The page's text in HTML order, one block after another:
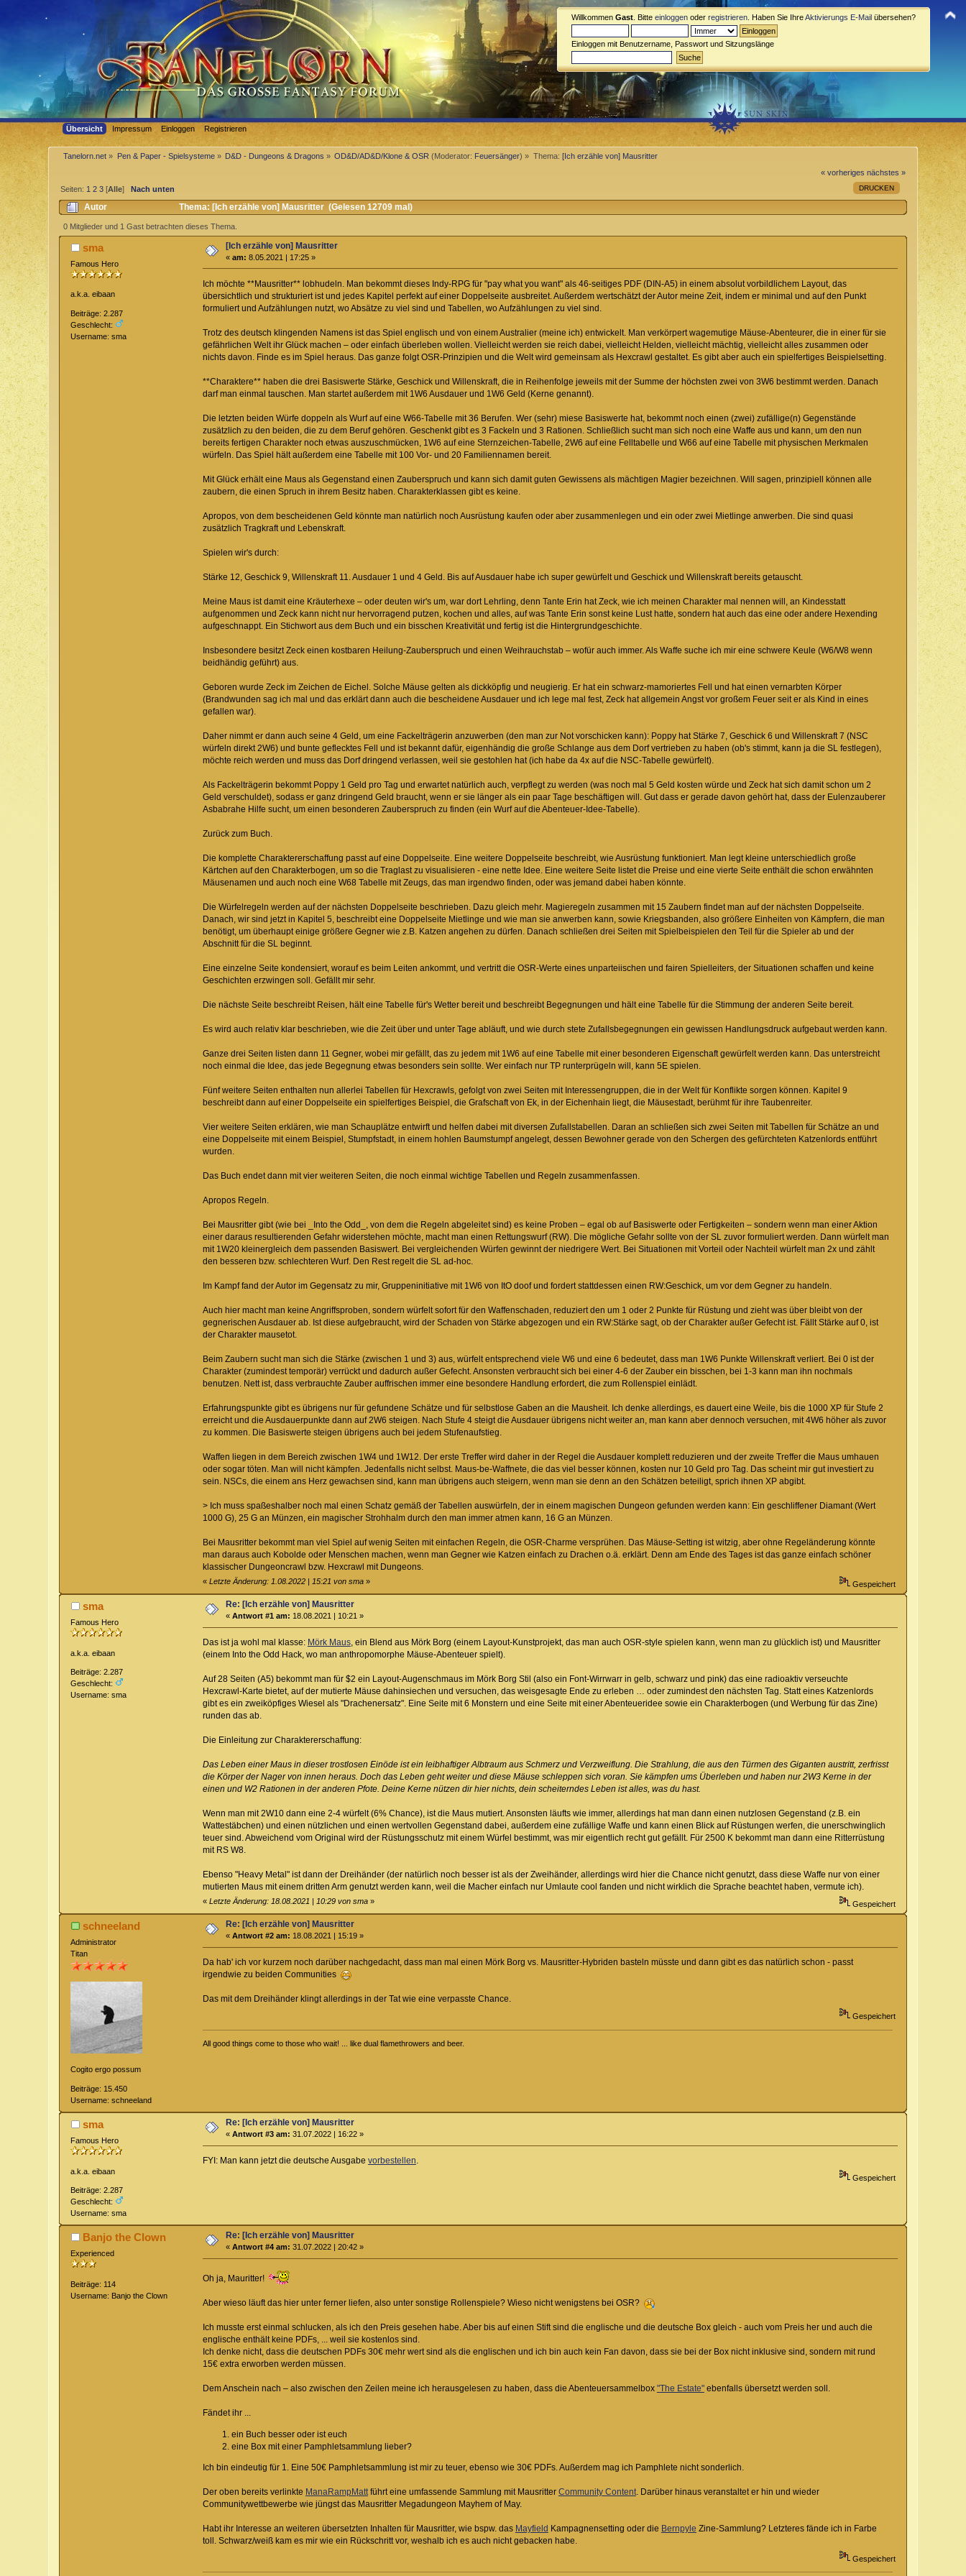
Willkommen Gast . Bitte einloggen oder registrieren . Haben Sie IhreAktivierungs E-Mail übersehen?
Einloggen mit Benutzername, Passwort und Sitzungslänge
Übersicht Impressum Einloggen Registrieren
Tanelorn.net » Pen & Paper - Spielsysteme» D&D - Dungeons & Dragons » OD&D/AD&D/Klone & OSR (Moderator: Feuersänger) » Thema: [Ich erzähle von] Mausritter
« vorheriges nächstes »
DRUCKEN
Seiten: 1 2 3 [Alle]Nach unten
Autor Thema: [Ich erzähle von] Mausritter (Gelesen 12709 mal)
0 Mitglieder und 1 Gast betrachten dieses Thema.
sma
Famous Hero
a.k.a. eibaan
Beiträge: 2.287
Geschlecht:
Username: sma
[Ich erzähle von] Mausritter
«am: 8.05.2021 | 17:25 »
Ich möchte **Mausritter** lobhudeln. Man bekommt dieses Indy-RPG für "pay what you want" als 46-seitiges PDF (DIN-A5) in einem absolut vorbildlichem Layout, das
übersichtlich und strukturiert ist und jedes Kapitel perfekt auf einer Doppelseite ausbreitet. Außerdem wertschätzt der Autor meine Zeit, indem er minimal und auf den Punkt
formuliert und Aufzählungen nutzt, wo Absätze zu viel sind und Tabellen, wo Aufzählungen zu viel sind.
Trotz des deutsch klingenden Namens ist das Spiel englisch und von einem Australier (meine ich) entwickelt. Man verkörpert wagemutige Mäuse-Abenteurer, die in einer für sie
gefährlichen Welt ihr Glück machen – oder einfach überleben wollen. Vielleicht werden sie reich dabei, vielleicht Helden, vielleicht mächtig, vielleicht alles zusammen oder
nichts davon. Finde es im Spiel heraus. Das ganze folgt OSR-Prinzipien und die Welt wird gemeinsam als Hexcrawl gestaltet. Es gibt aber auch ein spielfertiges Beispielsetting.
**Charaktere** haben die drei Basiswerte Stärke, Geschick und Willenskraft, die in Reihenfolge jeweils mit der Summe der höchsten zwei von 3W6 bestimmt werden. Danach
darf man einmal tauschen. Man startet außerdem mit 1W6 Ausdauer und 1W6 Geld (Kerne genannt).
Die letzten beiden Würfe doppeln als Wurf auf eine W66-Tabelle mit 36 Berufen. Wer (sehr) miese Basiswerte hat, bekommt noch einen (zwei) zufällige(n) Gegenstände
zusätzlich zu den beiden, die zu dem Beruf gehören. Geschenkt gibt es 3 Fackeln und 3 Rationen. Schließlich sucht man sich noch eine Waffe aus und kann, um den nun
bereits fertigen Charakter noch etwas auszuschmücken, 1W6 auf eine Sternzeichen-Tabelle, 2W6 auf eine Felltabelle und W66 auf eine Tabelle mit physischen Merkmalen
würfeln. Das Spiel hält außerdem eine Tabelle mit 100 Vor- und 20 Familiennamen bereit.
Mit Glück erhält eine Maus als Gegenstand einen Zauberspruch und kann sich damit guten Gewissens als mächtigen Magier bezeichnen. Will sagen, prinzipiell können alle
zaubern, die einen Spruch in ihrem Besitz haben. Charakterklassen gibt es keine.
Apropos, von dem bescheidenen Geld könnte man natürlich noch Ausrüstung kaufen oder aber zusammenlegen und ein oder zwei Mietlinge anwerben. Die sind quasi
zusätzlich Tragkraft und Lebenskraft.
Spielen wir's durch:
Stärke 12, Geschick 9, Willenskraft 11. Ausdauer 1 und 4 Geld. Bis auf Ausdauer habe ich super gewürfelt und Geschick und Willenskraft bereits getauscht.
Meine Maus ist damit eine Kräuterhexe – oder deuten wir's um, war dort Lehrling, denn Tante Erin hat Zeck, wie ich meinen Charakter mal nennen will, an Kindesstatt
aufgenommen und Zeck kann nicht nur hervorragend putzen, kochen und alles, auf was Tante Erin sonst keine Lust hatte, sondern hat auch das eine oder andere Hexending
aufgeschnappt. Ein Stichwort aus dem Buch und ein bisschen Kreativität und fertig ist die Hintergrundgeschichte.
Insbesondere besitzt Zeck einen kostbaren Heilung-Zauberspruch und einen Weihrauchstab – wofür auch immer. Als Waffe suche ich mir eine schwere Keule (W6/W8 wenn
beidhändig geführt) aus.
Geboren wurde Zeck im Zeichen de Eichel. Solche Mäuse gelten als dickköpfig und neugierig. Er hat ein schwarz-mamoriertes Fell und hat einen vernarbten Körper
(Brandwunden sag ich mal und das erklärt dann auch die bescheidene Ausdauer und ich lege mal fest, Zeck hat allgemein Angst vor großem Feuer seit er als Kind in eines
gefallen war).
Daher nimmt er dann auch seine 4 Geld, um eine Fackelträgerin anzuwerben (den man zur Not vorschicken kann): Poppy hat Stärke 7, Geschick 6 und Willenskraft 7 (NSC
würfeln direkt 2W6) und bunte geflecktes Fell und ist bekannt dafür, eigenhändig die große Schlange aus dem Dorf vertrieben zu haben (ob's stimmt, kann ja die SL festlegen),
möchte reich werden und muss das Dorf dringend verlassen, weil sie gestohlen hat (ich habe da 4x auf die NSC-Tabelle gewürfelt).
Als Fackelträgerin bekommt Poppy 1 Geld pro Tag und erwartet natürlich auch, verpflegt zu werden (was noch mal 5 Geld kosten würde und Zeck hat sich damit schon um 2
Geld verschuldet), sodass er ganz dringend Geld braucht, wenn er sie länger als ein paar Tage beschäftigen will. Gut dass er gerade davon gehört hat, dass der Eulenzauberer
Asbabrahe Hilfe sucht, um einen besonderen Zauberspruch zu finden (ein Wurf auf die Abenteuer-Idee-Tabelle).
Zurück zum Buch.
Die komplette Charaktererschaffung passt auf eine Doppelseite. Eine weitere Doppelseite beschreibt, wie Ausrüstung funktioniert. Man legt kleine unterschiedlich große
Kärtchen auf den Charakterbogen, um so die Traglast zu visualisieren - eine nette Idee. Eine weitere Seite listet die Preise und eine vierte Seite enthält die schon erwähnten
Mäusenamen und auch noch eine W68 Tabelle mit Zeugs, das man irgendwo finden, oder was jemand dabei haben könnte.
Die Würfelregeln werden auf der nächsten Doppelseite beschrieben. Dazu gleich mehr. Magieregeln zusammen mit 15 Zaubern findet man auf der nächsten Doppelseite.
Danach, wir sind jetzt in Kapitel 5, beschreibt eine Doppelseite Mietlinge und wie man sie anwerben kann, sowie Kriegsbanden, also größere Einheiten von Kämpfern, die man
benötigt, um überhaupt einige größere Gegner wie z.B. Katzen angehen zu dürfen. Danach schließen drei Seiten mit Spielbeispielen den Teil für die Spieler ab und der
Abschnitt für die SL beginnt.
Eine einzelne Seite kondensiert, worauf es beim Leiten ankommt, und vertritt die OSR-Werte eines unparteiischen und fairen Spielleiters, der Situationen schaffen und keine
Geschichten erzwingen soll. Gefällt mir sehr.
Die nächste Seite beschreibt Reisen, hält eine Tabelle für's Wetter bereit und beschreibt Begegnungen und hält eine Tabelle für die Stimmung der anderen Seite bereit.
Es wird auch relativ klar beschrieben, wie die Zeit über und unter Tage abläuft, und wie durch stete Zufallsbegegnungen ein gewissen Handlungsdruck aufgebaut werden kann.
Ganze drei Seiten listen dann 11 Gegner, wobei mir gefällt, das zu jedem mit 1W6 auf eine Tabelle mit einer besonderen Eigenschaft gewürfelt werden kann. Das unterstreicht
noch einmal die Idee, das jede Begegnung etwas besonders sein sollte. Wer einfach nur TP runterprügeln will, kann 5E spielen.
Fünf weitere Seiten enthalten nun allerlei Tabellen für Hexcrawls, gefolgt von zwei Seiten mit Interessengruppen, die in der Welt für Konflikte sorgen können. Kapitel 9
beschreibt dann auf einer Doppelseite ein spielfertiges Beispiel, die Grafschaft von Ek, in der Eichenhain liegt, die Mäusestadt, berühmt für ihre Taubenreiter.
Vier weitere Seiten erklären, wie man Schauplätze entwirft und helfen dabei mit diversen Zufallstabellen. Daran an schließen sich zwei Seiten mit Tabellen für Schätze an und
eine Doppelseite mit einem Beispiel, Stumpfstadt, in einem hohlen Baumstumpf angelegt, dessen Bewohner gerade von den Schergen des gefürchteten Katzenlords entführt
wurden.
Das Buch endet dann mit vier weiteren Seiten, die noch einmal wichtige Tabellen und Regeln zusammenfassen.
Apropos Regeln.
Bei Mausritter gibt (wie bei _Into the Odd_, von dem die Regeln abgeleitet sind) es keine Proben – egal ob auf Basiswerte oder Fertigkeiten – sondern wenn man einer Aktion
einer daraus resultierenden Gefahr widerstehen möchte, macht man einen Rettungswurf (RW). Die mögliche Gefahr sollte von der SL zuvor formuliert werden. Dann würfelt man
mit 1W20 kleinergleich dem passenden Basiswert. Bei vergleichenden Würfen gewinnt der niedrigere Wert. Bei Situationen mit Vorteil oder Nachteil würfelt man 2x und zählt
den besseren bzw. schlechteren Wurf. Den Rest regelt die SL ad-hoc.
Im Kampf fand der Autor im Gegensatz zu mir, Gruppeninitiative mit 1W6 von ItO doof und fordert stattdessen einen RW:Geschick, um vor dem Gegner zu handeln.
Auch hier macht man keine Angriffsproben, sondern würfelt sofort für den Waffenschaden, reduziert den um 1 oder 2 Punkte für Rüstung und zieht was über bleibt von der
gegnerischen Ausdauer ab. Ist diese aufgebraucht, wird der Schaden von Stärke abgezogen und ein RW:Stärke sagt, ob der Charakter außer Gefecht ist. Fällt Stärke auf 0, ist
der Charakter mausetot.
Beim Zaubern sucht man sich die Stärke (zwischen 1 und 3) aus, würfelt entsprechend viele W6 und eine 6 bedeutet, dass man 1W6 Punkte Willenskraft verliert. Bei 0 ist der
Charakter (zumindest temporär) verrückt und dadurch außer Gefecht. Ansonsten verbraucht sich bei einer 4-6 der Zauber ein bisschen, bei 1-3 kann man ihn nochmals
benutzen. Nett ist, dass verbrauchte Zauber auffrischen immer eine besondere Handlung erfordert, die zum Rollenspiel einlädt.
Erfahrungspunkte gibt es übrigens nur für gefundene Schätze und für selbstlose Gaben an die Mausheit. Ich denke allerdings, es dauert eine Weile, bis die 1000 XP für Stufe 2
erreicht und die Ausdauerpunkte dann auf 2W6 steigen. Nach Stufe 4 steigt die Ausdauer übrigens nicht weiter an, man kann aber dennoch versuchen, mit 4W6 höher als zuvor
zu kommen. Die Basiswerte steigen übrigens auch bei jedem Stufenaufstieg.
Waffen liegen in dem Bereich zwischen 1W4 und 1W12. Der erste Treffer wird daher in der Regel die Ausdauer komplett reduzieren und der zweite Treffer die Maus umhauen
oder sogar töten. Man will nicht kämpfen. Jedenfalls nicht selbst. Maus-be-Waffnete, die das viel besser können, kosten nur 10 Geld pro Tag. Das scheint mir gut investiert zu
sein. NSCs, die einem ans Herz gewachsen sind, kann man übrigens auch steigern, wenn man sie denn an den Schätzen beteiligt, sprich ihnen XP abgibt.
> Ich muss spaßeshalber noch mal einen Schatz gemäß der Tabellen auswürfeln, der in einem magischen Dungeon gefunden werden kann: Ein geschliffener Diamant (Wert
1000 G), 25 G an Münzen, ein magischer Strohhalm durch den man immer atmen kann, 16 G an Münzen.
Bei Mausritter bekommt man viel Spiel auf wenig Seiten mit einfachen Regeln, die OSR-Charme versprühen. Das Mäuse-Setting ist witzig, aber ohne Regeländerung könnte
man daraus auch Kobolde oder Menschen machen, wenn man Gegner wie Katzen einfach zu Drachen o.ä. erklärt. Denn am Ende des Tages ist das ganze einfach schöner
klassischer Dungeoncrawl bzw. Hexcrawl mit Dungeons.
« Letzte Änderung: 1.08.2022 | 15:21 von sma» Gespeichert
sma
Famous Hero
a.k.a. eibaan
Beiträge: 2.287
Geschlecht:
Username: sma
Re: [Ich erzähle von] Mausritter
«Antwort #1 am: 18.08.2021 | 10:21 »
Das ist ja wohl mal klasse: Mörk Maus, ein Blend aus Mörk Borg (einem Layout-Kunstprojekt, das man auch OSR-style spielen kann, wenn man zu glücklich ist) und Mausritter
(einem Into the Odd Hack, wo man anthropomorphe Mäuse-Abenteuer spielt).
Auf 28 Seiten (A5) bekommt man für $2 ein Layout-Augenschmaus im Mörk Borg Stil (also ein Font-Wirrwarr in gelb, schwarz und pink) das eine radioaktiv verseuchte
Hexcrawl-Karte bietet, auf der mutierte Mäuse dahinsiechen und versuchen, das weisgesagte Ende zu erleben … oder zumindest den nächsten Tag. Statt eines Katzenlords
gibt es ein zweiköpfiges Wiesel als "Drachenersatz". Eine Seite mit 6 Monstern und eine Seite mit einer Abenteueridee sowie ein Charakterbogen (und Werbung für das Zine)
runden das ab.
Die Einleitung zur Charaktererschaffung:
Das Leben einer Maus in dieser trostlosen Einöde ist ein leibhaftiger Albtraum aus Schmerz und Verzweiflung. Die Strahlung, die aus den Türmen des Giganten austritt, zerfrisst
die Körper der Nager von innen heraus. Doch das Leben geht weiter und diese Mäuse schleppen sich voran. Sie kämpfen ums Überleben und haben nur 2W3 Kerne in der
einen und W2 Rationen in der anderen Pfote. Deine Kerne nützen dir hier nichts, dein scheiterndes Leben ist alles, was du hast.
Wenn man mit 2W10 dann eine 2-4 würfelt (6% Chance), ist die Maus mutiert. Ansonsten läufts wie immer, allerdings hat man dann einen nutzlosen Gegenstand (z.B. ein
Wattestäbchen) und einen nützlichen und einen wertvollen Gegenstand dabei, außerdem eine zufällige Waffe und kann einen Blick auf Rüstungen werfen, die unerschwinglich
teuer sind. Abweichend vom Original wird der Rüstungsschutz mit einem Würfel bestimmt, was mir eigentlich recht gut gefällt. Für 2500 K bekommt man dann eine Ritterrüstung
mit RS W8.
Ebenso "Heavy Metal" ist dann der Dreihänder (der natürlich noch besser ist als der Zweihänder, allerdings wird hier die Chance nicht genutzt, dass diese Waffe nur von einer
mutierten Maus mit einem dritten Arm genutzt werden kann, weil die Macher einfach nur Umlaute cool fanden und nicht wirklich die Sprache beachtet haben, vermute ich).
« Letzte Änderung: 18.08.2021 | 10:29 von sma» Gespeichert
schneeland
Administrator
Titan
Cogito ergo possum
Beiträge: 15.450
Username: schneeland
Re: [Ich erzähle von] Mausritter
«Antwort #2 am: 18.08.2021 | 15:19 »
Da hab' ich vor kurzem noch darüber nachgedacht, dass man mal einen Mörk Borg vs. Mausritter-Hybriden basteln müsste und dann gibt es das natürlich schon - passt
irgendwie zu beiden Communities
Das mit dem Dreihänder klingt allerdings in der Tat wie eine verpasste Chance.
Gespeichert
All good things come to those who wait! ... like dual flamethrowers and beer.
sma
Famous Hero
a.k.a. eibaan
Beiträge: 2.287
Geschlecht:
Username: sma
Re: [Ich erzähle von] Mausritter
«Antwort #3 am: 31.07.2022 | 16:22 »
FYI: Man kann jetzt die deutsche Ausgabe vorbestellen.
Gespeichert
Banjo the Clown
Experienced
Beiträge: 114
Username: Banjo the Clown
Re: [Ich erzähle von] Mausritter
«Antwort #4 am: 31.07.2022 | 20:42 »
Oh ja, Mauritter!
Aber wieso läuft das hier unter ferner liefen, also unter sonstige Rollenspiele? Wieso nicht wenigstens bei OSR?
Ich musste erst einmal schlucken, als ich den Preis gesehen habe. Aber bis auf einen Stift sind die englische und die deutsche Box gleich - auch vom Preis her und auch die
englische enthält keine PDFs, ... weil sie kostenlos sind.
Ich denke nicht, dass die deutschen PDFs 30€ mehr wert sind als die englischen und ich bin auch kein Fan davon, dass sie bei der Box nicht inklusive sind, sondern mit rund
15€ extra erworben werden müssen.
Dem Anschein nach ‒ also zwischen den Zeilen meine ich herausgelesen zu haben, dass die Abenteuersammelbox "The Estate"ebenfalls übersetzt werden soll.
Fändet ihr ...
ein Buch besser oder ist euch
eine Box mit einer Pamphletsammlung lieber?
Ich bin eindeutig für 1. Eine 50€ Pamphletsammlung ist mir zu teuer, ebenso wie 30€ PDFs. Außerdem mag ich Pamphlete nicht sonderlich.
Der oben bereits verlinkte ManaRampMattführt eine umfassende Sammlung mit Mausritter Community Content. Darüber hinaus veranstaltet er hin und wieder
Communitywettbewerbe wie jüngst das Mausritter Megadungeon Mayhem of May.
Habt ihr Interesse an weiteren übersetzten Inhalten für Mausritter, wie bspw. das Mayfield Kampagnensetting oder die Bernpyle Zine-Sammlung? Letzteres fände ich in Farbe
toll. Schwarz/weiß kam es mir wie ein Rückschritt vor, weshalb ich es auch nicht gebacken habe.
Gespeichert